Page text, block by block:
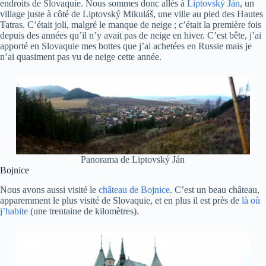
endroits de Slovaquie. Nous sommes donc allés à Liptovský Ján, un
village juste à côté de Liptovský Mikuláš, une ville au pied des Hautes
Tatras. C’était joli, malgré le manque de neige ; c’était la première fois
depuis des années qu’il n’y avait pas de neige en hiver. C’est bête, j’ai
apporté en Slovaquie mes bottes que j’ai achetées en Russie mais je
n’ai quasiment pas vu de neige cette année.
Panorama de Liptovský Ján
Bojnice
Nous avons aussi visité le château de Bojnice. C’est un beau château,
apparemment le plus visité de Slovaquie, et en plus il est près de là où
j’habite (une trentaine de kilomètres).